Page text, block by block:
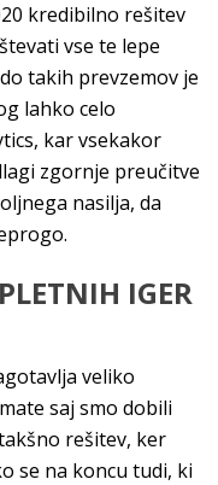
kredibilno rešitev
vse te lepe
takih prevzemov je
lahko celo
kar vsekakor
zgornje preučitve
nasilja, da
IGER
veliko
saj smo dobili
rešitev, ker
se na koncu tudi, ki